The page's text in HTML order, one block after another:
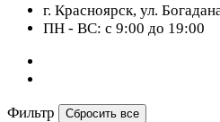
г. Красноярск, ул.
ПН - ВС: с 9:00 до 19:00
Фильтр Сбросить все